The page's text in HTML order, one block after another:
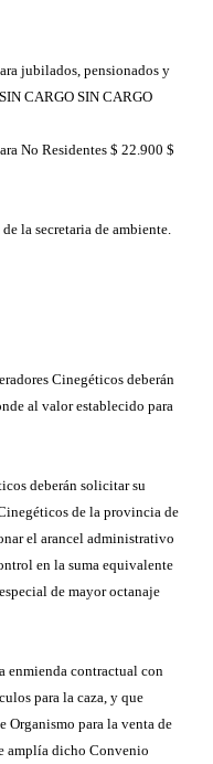
jubilados, pensionados y
CARGO SIN CARGO
No Residentes $ 22.900 $
la secretaria de ambiente.
Cinegéticos deberán
al valor establecido para
deberán solicitar su
de la provincia de
el arancel administrativo
en la suma equivalente
de mayor octanaje
enmienda contractual con
para la caza, y que
Organismo para la venta de
amplía dicho Convenio